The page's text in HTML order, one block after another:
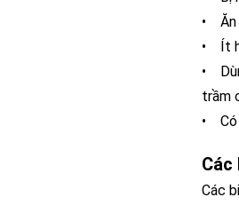
• Ăn
• Ít
•
trầm
• Có
Các
Các